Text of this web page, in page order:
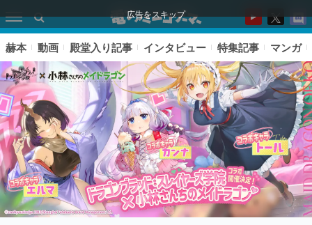
広告をスキップ
赫本 動画 殿堂入り記事 インタビュー 特集記事 マンガ